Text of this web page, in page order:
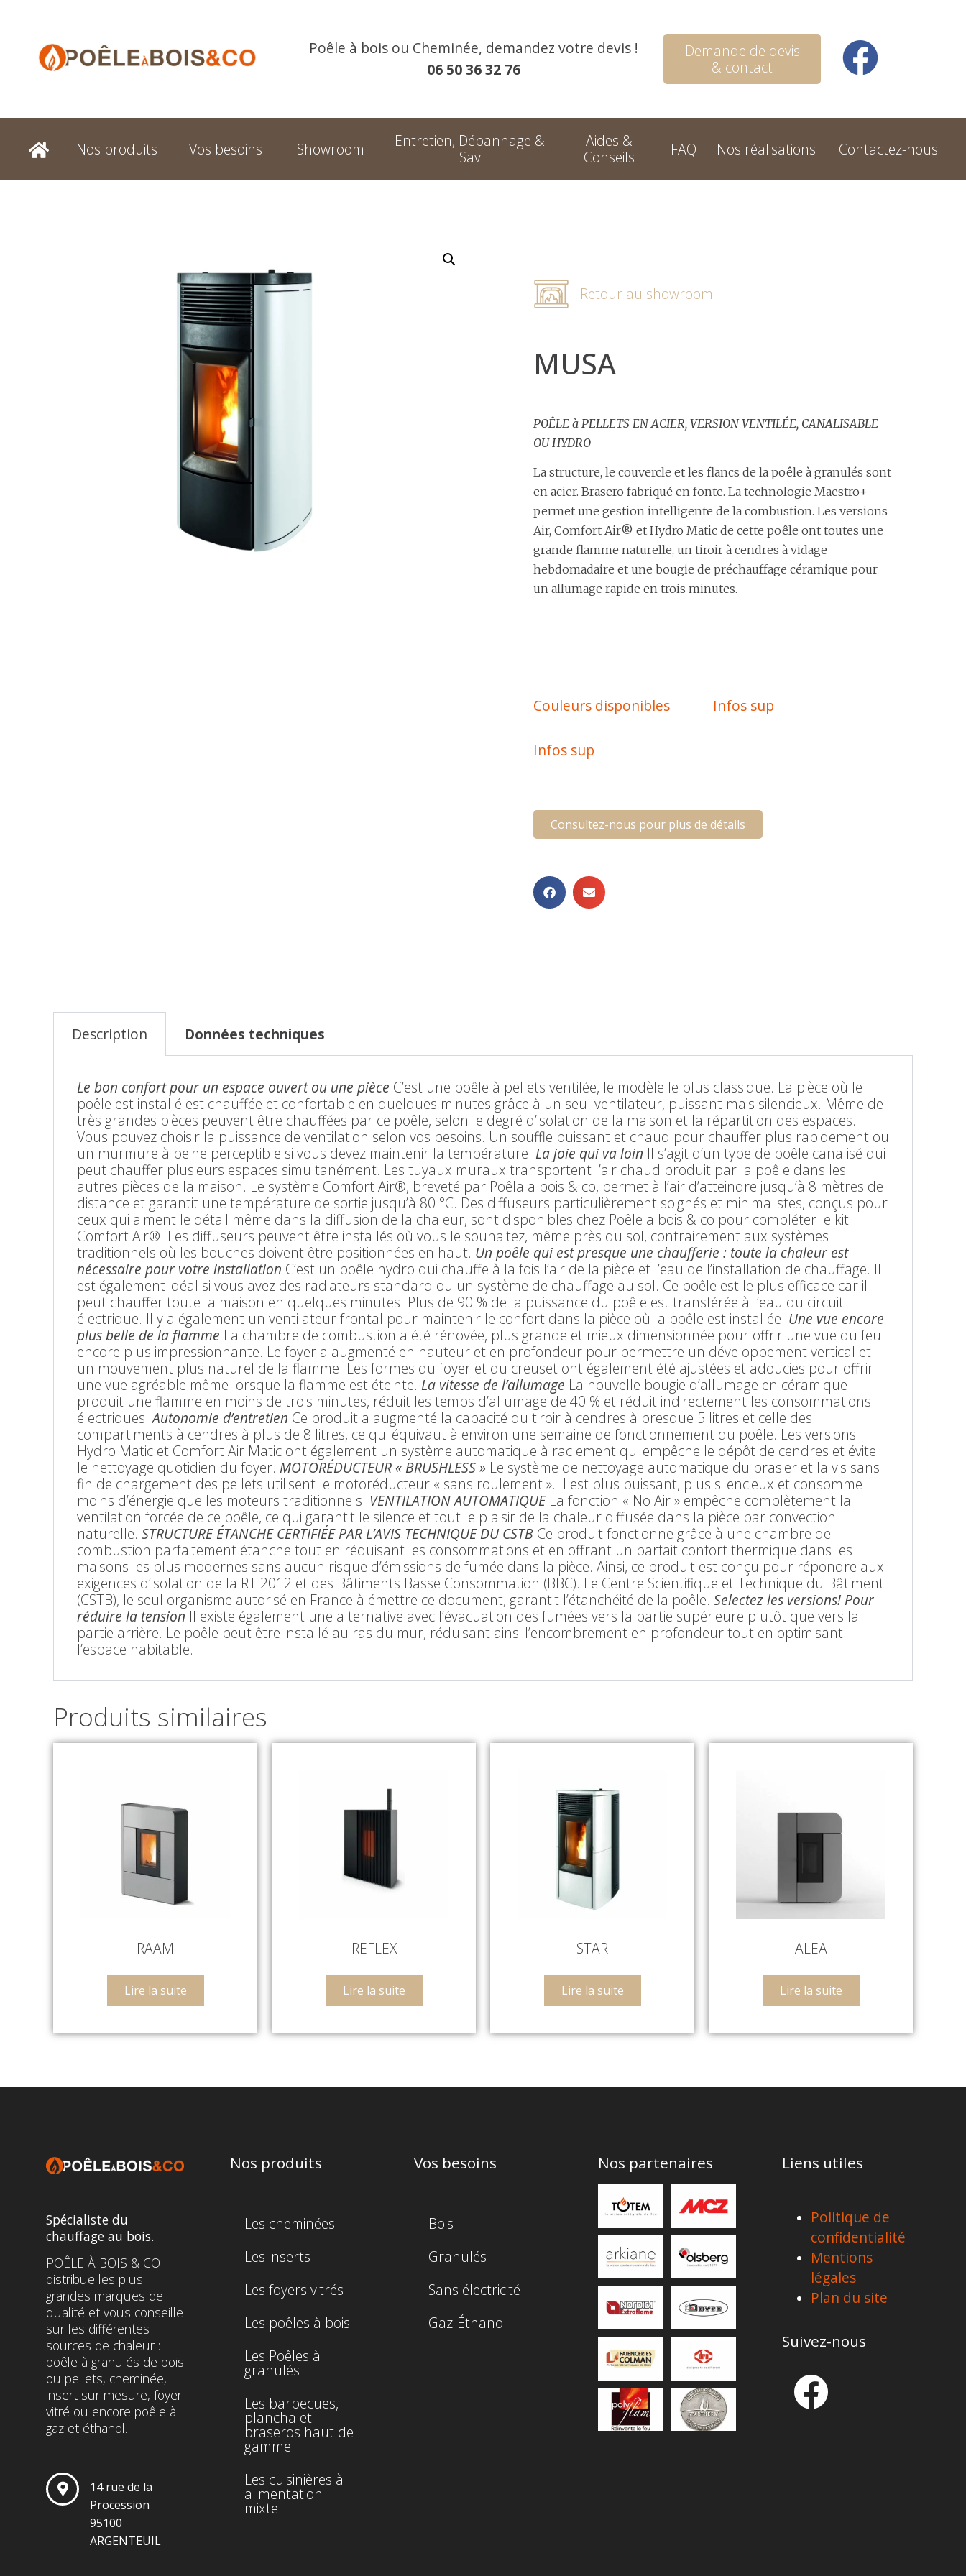
Poêle à bois ou Cheminée, demandez votre devis !
06 50 36 32 76
Demande de devis
& contact
Nos produits Vos besoins Showroom
Entretien, Dépannage &
Sav
Aides &
Conseils
FAQ Nos réalisations Contactez-nous
Retour au showroom
MUSA
POÊLE à PELLETS EN ACIER, VERSION VENTILÉE, CANALISABLE
OU HYDRO
La structure, le couvercle et les flancs de la poêle à granulés sont
en acier. Brasero fabriqué en fonte. La technologie Maestro+
permet une gestion intelligente de la combustion. Les versions
Air, Comfort Air® et Hydro Matic de cette poêle ont toutes une
grande flamme naturelle, un tiroir à cendres à vidage
hebdomadaire et une bougie de préchauffage céramique pour
un allumage rapide en trois minutes.
Couleurs disponibles Infos sup
Infos sup
Consultez-nous pour plus de détails
Description Données techniques
Le bon confort pour un espace ouvert ou une pièce C’est une poêle à pellets ventilée, le modèle le plus classique. La pièce où le
poêle est installé est chauffée et confortable en quelques minutes grâce à un seul ventilateur, puissant mais silencieux. Même de
très grandes pièces peuvent être chauffées par ce poêle, selon le degré d’isolation de la maison et la répartition des espaces.
Vous pouvez choisir la puissance de ventilation selon vos besoins. Un souffle puissant et chaud pour chauffer plus rapidement ou
un murmure à peine perceptible si vous devez maintenir la température. La joie qui va loin Il s’agit d’un type de poêle canalisé qui
peut chauffer plusieurs espaces simultanément. Les tuyaux muraux transportent l’air chaud produit par la poêle dans les
autres pièces de la maison. Le système Comfort Air®, breveté par Poêla a bois & co, permet à l’air d’atteindre jusqu’à 8 mètres de
distance et garantit une température de sortie jusqu’à 80 °C. Des diffuseurs particulièrement soignés et minimalistes, conçus pour
ceux qui aiment le détail même dans la diffusion de la chaleur, sont disponibles chez Poêle a bois & co pour compléter le kit
Comfort Air®. Les diffuseurs peuvent être installés où vous le souhaitez, même près du sol, contrairement aux systèmes
traditionnels où les bouches doivent être positionnées en haut. Un poêle qui est presque une chaufferie : toute la chaleur est
nécessaire pour votre installation C’est un poêle hydro qui chauffe à la fois l’air de la pièce et l’eau de l’installation de chauffage. Il
est également idéal si vous avez des radiateurs standard ou un système de chauffage au sol. Ce poêle est le plus efficace car il
peut chauffer toute la maison en quelques minutes. Plus de 90 % de la puissance du poêle est transférée à l’eau du circuit
électrique. Il y a également un ventilateur frontal pour maintenir le confort dans la pièce où la poêle est installée. Une vue encore
plus belle de la flamme La chambre de combustion a été rénovée, plus grande et mieux dimensionnée pour offrir une vue du feu
encore plus impressionnante. Le foyer a augmenté en hauteur et en profondeur pour permettre un développement vertical et
un mouvement plus naturel de la flamme. Les formes du foyer et du creuset ont également été ajustées et adoucies pour offrir
une vue agréable même lorsque la flamme est éteinte. La vitesse de l’allumage La nouvelle bougie d’allumage en céramique
produit une flamme en moins de trois minutes, réduit les temps d’allumage de 40 % et réduit indirectement les consommations
électriques.Autonomie d’entretien Ce produit a augmenté la capacité du tiroir à cendres à presque 5 litres et celle des
compartiments à cendres à plus de 8 litres, ce qui équivaut à environ une semaine de fonctionnement du poêle. Les versions
Hydro Matic et Comfort Air Matic ont également un système automatique à raclement qui empêche le dépôt de cendres et évite
le nettoyage quotidien du foyer. MOTORÉDUCTEUR « BRUSHLESS » Le système de nettoyage automatique du brasier et la vis sans
fin de chargement des pellets utilisent le motoréducteur « sans roulement ». Il est plus puissant, plus silencieux et consomme
moins d’énergie que les moteurs traditionnels. VENTILATION AUTOMATIQUELa fonction « No Air » empêche complètement la
ventilation forcée de ce poêle, ce qui garantit le silence et tout le plaisir de la chaleur diffusée dans la pièce par convection
naturelle. STRUCTURE ÉTANCHE CERTIFIÉE PAR L’AVIS TECHNIQUE DU CSTB Ce produit fonctionne grâce à une chambre de
combustion parfaitement étanche tout en réduisant les consommations et en offrant un parfait confort thermique dans les
maisons les plus modernes sans aucun risque d’émissions de fumée dans la pièce. Ainsi, ce produit est conçu pour répondre aux
exigences d’isolation de la RT 2012 et des Bâtiments Basse Consommation (BBC). Le Centre Scientifique et Technique du Bâtiment
(CSTB), le seul organisme autorisé en France à émettre ce document, garantit l’étanchéité de la poêle. Selectez les versions! Pour
réduire la tension Il existe également une alternative avec l’évacuation des fumées vers la partie supérieure plutôt que vers la
partie arrière. Le poêle peut être installé au ras du mur, réduisant ainsi l’encombrement en profondeur tout en optimisant
l’espace habitable.
Produits similaires
RAAM
Lire la suite
REFLEX
Lire la suite
STAR
Lire la suite
ALEA
Lire la suite
Spécialiste du
chauffage au bois.
POÊLE À BOIS & CO
distribue les plus
grandes marques de
qualité et vous conseille
sur les différentes
sources de chaleur :
poêle à granulés de bois
ou pellets, cheminée,
insert sur mesure, foyer
vitré ou encore poêle à
gaz et éthanol.
14 rue de la
Procession
95100
ARGENTEUIL
Nos produits
Les cheminées
Les inserts
Les foyers vitrés
Les poêles à bois
Les Poêles à
granulés
Les barbecues,
plancha et
braseros haut de
gamme
Les cuisinières à
alimentation
mixte
Vos besoins
Bois
Granulés
Sans électricité
Gaz-Éthanol
Nos partenaires Liens utiles
Politique de
confidentialité
Mentions
légales
Plan du site
Suivez-nous